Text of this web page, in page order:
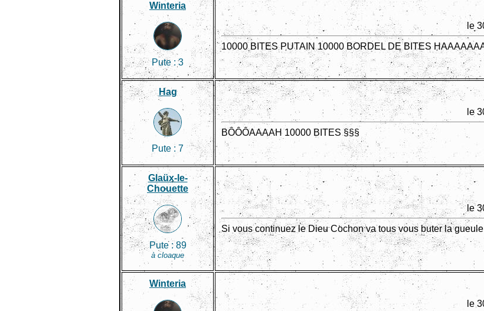
Winteria
Pute :3
le
10000 BITES PUTAIN 10000 BORDEL DE BITES
Hag
Pute : 7
le
BÔÔÔAAAAH 10000 BITES §§§
Glaüx-le-
Chouette
Pute : 89
à cloaque
le
Si vous continuez le Dieu Cochon va tous vous buter la
Winteria
le